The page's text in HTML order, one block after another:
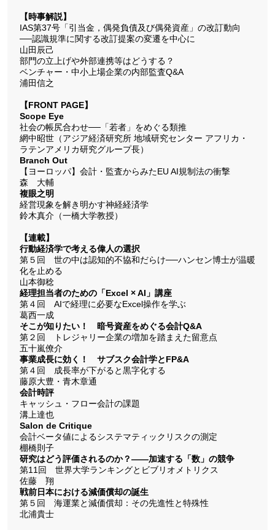
【時事解説】
IAS第37号「引当金，偶発負債及び偶発資産」の改訂動向
──認識規準に関する改訂提案の変遷を中心に
山田辰己
部門の立上げや外部連携等はどうする？
ベンチャー・中小上場企業の内部監査Q&A
浦田信之
【FRONT PAGE】
Scope Eye
社会の帳尻合わせ──「若者」をめぐる類推
網中昭世（アジア経済研究所 地域研究センター アフリカ・
ラテンアメリカ研究グループ長）
Branch Out
【ヨーロッパ】会計・監査からみたEU AI規制法の衝撃
森 大輔
複眼之明
経営現象を解き明かす神経経済学
鈴木真介（一橋大学教授）
【連載】
行動経済学で考える偉人の選択
第５回 世の中は認知的不協和だらけ──ハンセン博士が温暖
化を止める
山本御稔
経理担当者のための「Excel × AI」講座
第４回 AIで経理に必要なExcel操作を学ぶ
葛西一成
そこが知りたい！ 暗号資産をめぐる会計Q&A
第２回 トレジャリー企業の増加を踏まえた留意点
五十嵐僚介
事業成長に効く！ サブスク会計学とFP&A
第４回 成長率が下がると黒字化する
藤原大豊・青木章通
会計時評
キャッシュ・フロー会計の課題
溝上達也
Salon de Critique
会計ベータ値によるシステマティックリスクの測定
棚橋則子
研究はどう評価されるのか？――加速する「数」の競争
第11回 世界大学ランキングとビブリオメトリクス
佐藤 翔
戦前日本における減価償却の誕生
第５回 海運業と減価償却：その先進性と特殊性
北浦貴士